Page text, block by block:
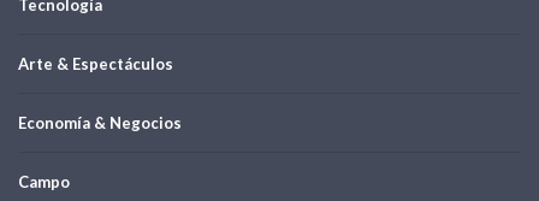
Tecnología
Arte & Espectáculos
Economía & Negocios
Campo